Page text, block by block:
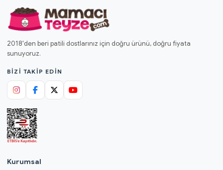
2018'den beri patili dostlarınız için doğru ürünü, doğru fiyata
sunuyoruz.
BIZI TAKIP EDIN
Kurumsal